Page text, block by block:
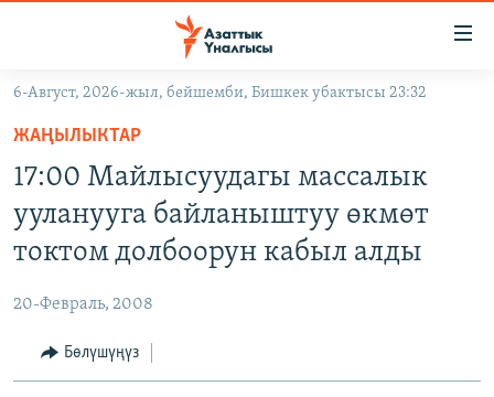
Навигацияга
өтүңүз
салыңыз
МАДАНИЯТ
УКРАИНА
ТВ ПРОГРАММАЛАР
БҮГҮН АЗАТТЫКТА
ПОДКАСТ
6-Август, 2026-жыл, бейшемби, Бишкек убактысы 23:32
ЖАҢЫЛЫКТАР
17:00 Майлысуудагы массалык
ууланууга байланыштуу өкмөт
токтом долбоорун кабыл алды
20-Февраль, 2008
Бөлүшүңүз